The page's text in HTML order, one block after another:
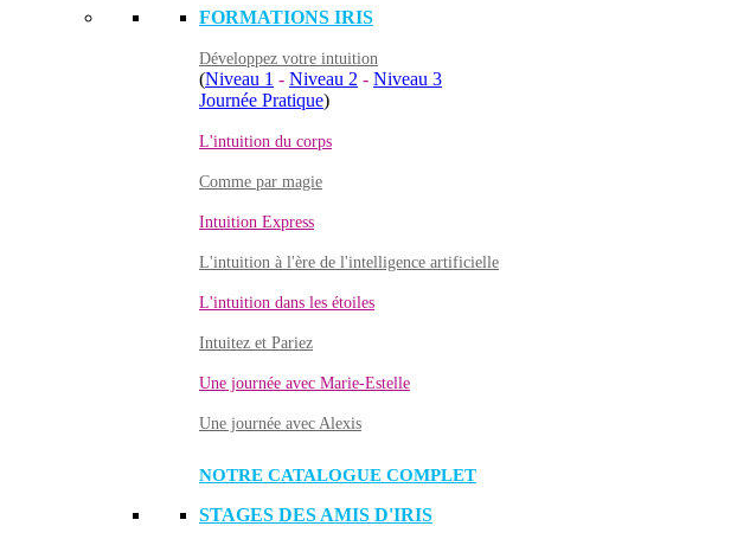
FORMATIONS IRIS
Développez votre intuition
(Niveau 1 - Niveau 2 - Niveau 3
Journée Pratique)
L'intuition du corps
Comme par magie
Intuition Express
L'intuition à l'ère de l'intelligence artificielle
L'intuition dans les étoiles
Intuitez et Pariez
Une journée avec Marie-Estelle
Une journée avec Alexis
NOTRE CATALOGUE COMPLET
STAGES DES AMIS D'IRIS